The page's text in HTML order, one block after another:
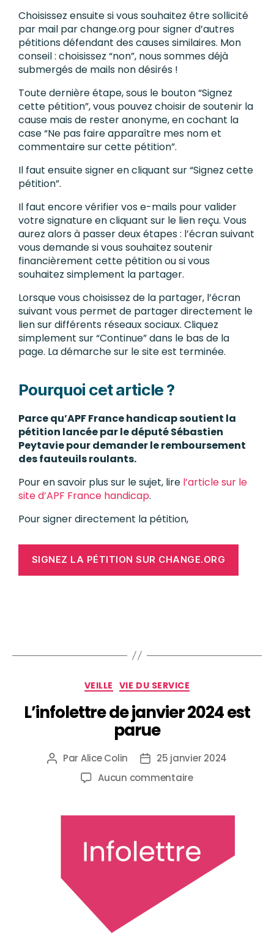
Choisissez ensuite si vous souhaitez être sollicité
par mail par change.org pour signer d’autres
pétitions défendant des causes similaires. Mon
conseil : choisissez “non”, nous sommes déjà
submergés de mails non désirés !
Toute dernière étape, sous le bouton “Signez
cette pétition”, vous pouvez choisir de soutenir la
cause mais de rester anonyme, en cochant la
case “Ne pas faire apparaître mes nom et
commentaire sur cette pétition”.
Il faut ensuite signer en cliquant sur “Signez cette
pétition”.
Il faut encore vérifier vos e-mails pour valider
votre signature en cliquant sur le lien reçu. Vous
aurez alors à passer deux étapes : l’écran suivant
vous demande si vous souhaitez soutenir
financièrement cette pétition ou si vous
souhaitez simplement la partager.
Lorsque vous choisissez de la partager, l’écran
suivant vous permet de partager directement le
lien sur différents réseaux sociaux. Cliquez
simplement sur “Continue” dans le bas de la
page. La démarche sur le site est terminée.
Pourquoi cet article ?
Parce qu’APF France handicap soutient la
pétition lancée par le député Sébastien
Peytavie pour demander le remboursement
des fauteuils roulants.
Pour en savoir plus sur le sujet, lire l’article sur le
site d’APF France handicap.
Pour signer directement la pétition,
SIGNEZ LA PÉTITION SUR CHANGE.ORG
VEILLE VIE DU SERVICE
L’infolettre de janvier 2024 est
parue
Par Alice Colin
25 janvier 2024
Aucun commentaire